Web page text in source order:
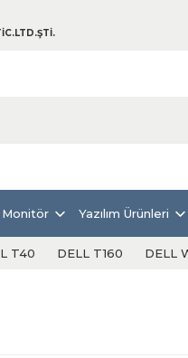
Monitör Yazılım Ürünleri
T40 DELL T160 DELL